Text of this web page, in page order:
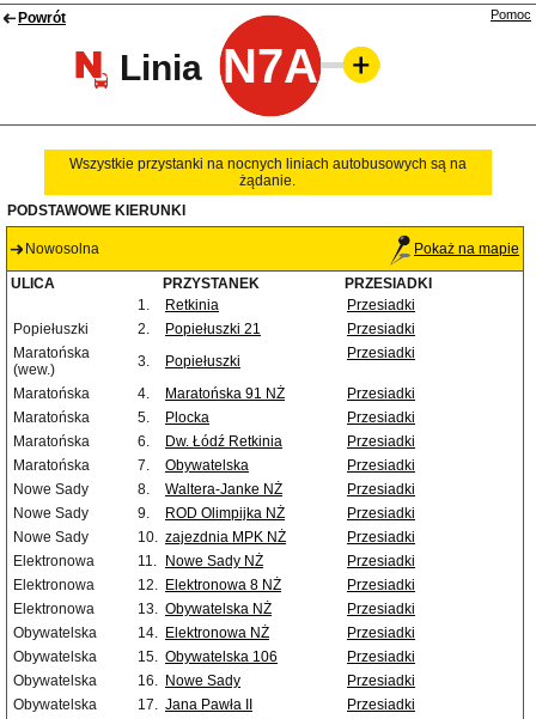
Powrót
Linia N7A
Pomoc
Wszystkie przystanki na nocnych liniach autobusowych są na
żądanie.
PODSTAWOWE KIERUNKI
Nowosolna Pokaż na mapie
ULICA PRZYSTANEK
PRZESIADKI
1.
Retkinia
Przesiadki
Popiełuszki
2. Popiełuszki 21
Przesiadki
Maratońska
(wew.)
3. Popiełuszki Przesiadki
Maratońska 4. Maratońska 91 NŻ
Przesiadki
Maratońska
5. Plocka
Przesiadki
Maratońska
6. Dw. Łódź Retkinia
Przesiadki
Maratońska
7. Obywatelska
Przesiadki
Nowe Sady
8. Waltera-Janke NŻ
Przesiadki
Nowe Sady
9. ROD Olimpijka NŻ
Przesiadki
Nowe Sady
10. zajezdnia MPK NŻ
Przesiadki
Elektronowa
11. Nowe Sady NŻ
Przesiadki
Elektronowa
12. Elektronowa 8 NŻ
Przesiadki
Elektronowa
13. Obywatelska NŻ
Przesiadki
Obywatelska
14. Elektronowa NŻ
Przesiadki
Obywatelska
15. Obywatelska 106
Przesiadki
Obywatelska
16. Nowe Sady
Przesiadki
Obywatelska
17. Jana Pawła II
Przesiadki